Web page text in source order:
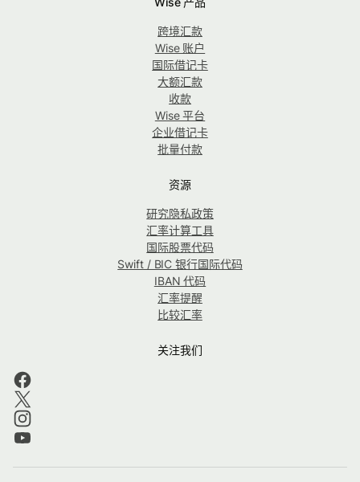
跨境汇款
Wise 账户
国际借记卡
大额汇款
收款
Wise 平台
企业借记卡
批量付款
资源
研究隐私政策
汇率计算工具
国际股票代码
Swift / BIC 银行国际代码
IBAN 代码
汇率提醒
比较汇率
关注我们